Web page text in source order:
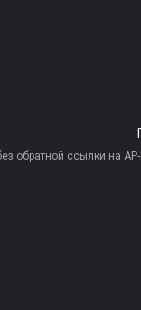
обратной ссылки на